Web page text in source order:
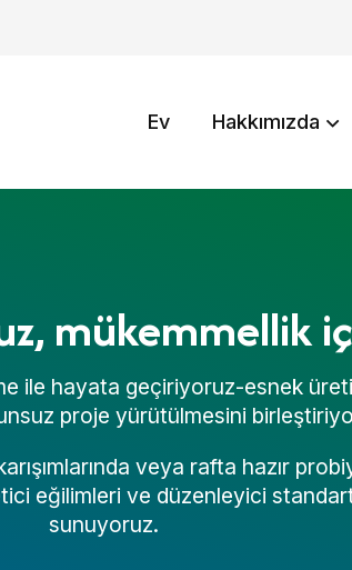
Ev Hakkımızda
mükemmellik
ile hayata geçiriyoruz-esnek
proje yürütülmesini
veya rafta hazır
eğilimleri ve düzenleyici
sunuyoruz.